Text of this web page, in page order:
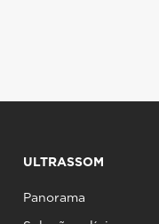
ULTRASSOM
Panorama